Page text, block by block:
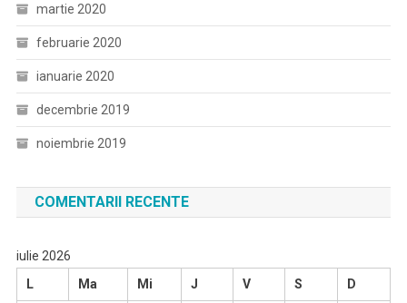
martie 2020
februarie 2020
ianuarie 2020
decembrie 2019
noiembrie 2019
COMENTARII RECENTE
iulie 2026
L
Ma Mi J V S D